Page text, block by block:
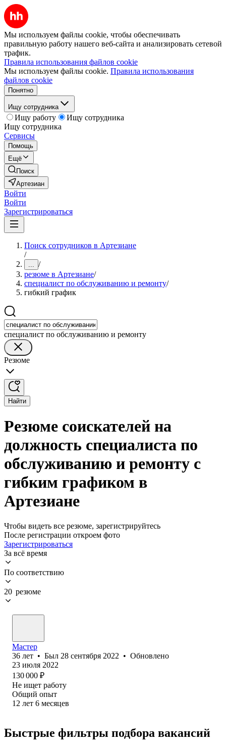
Мы используем файлы cookie, чтобы обеспечивать
правильную работу нашего веб-сайта и анализировать сетевой
трафик.
Правила использования файлов cookie
Мы используем файлы cookie. Правила использования
файлов cookie
Понятно
Ищу сотрудника
Ищу работу
Ищу сотрудника
Ищу сотрудника
Сервисы
Помощь
Ещё
Поиск
Артезиан
Войти
Войти
Зарегистрироваться
Поиск сотрудников в Артезиане
/
... /
резюме в Артезиане/
специалист по обслуживанию и ремонту/
гибкий график
специалист по обслуживанию и ремонту
Резюме
Найти
Резюме соискателей на
должность специалиста по
обслуживанию и ремонту с
гибким графиком в
Артезиане
Чтобы видеть все резюме, зарегистрируйтесь
После регистрации откроем фото
Зарегистрироваться
За всё время
По соответствию
20 резюме
Мастер
36 лет • Был 28 сентября 2022 • Обновлено
23 июля 2022
130 000 ₽
Не ищет работу
Общий опыт
12 лет 6 месяцев
Быстрые фильтры подбора вакансий